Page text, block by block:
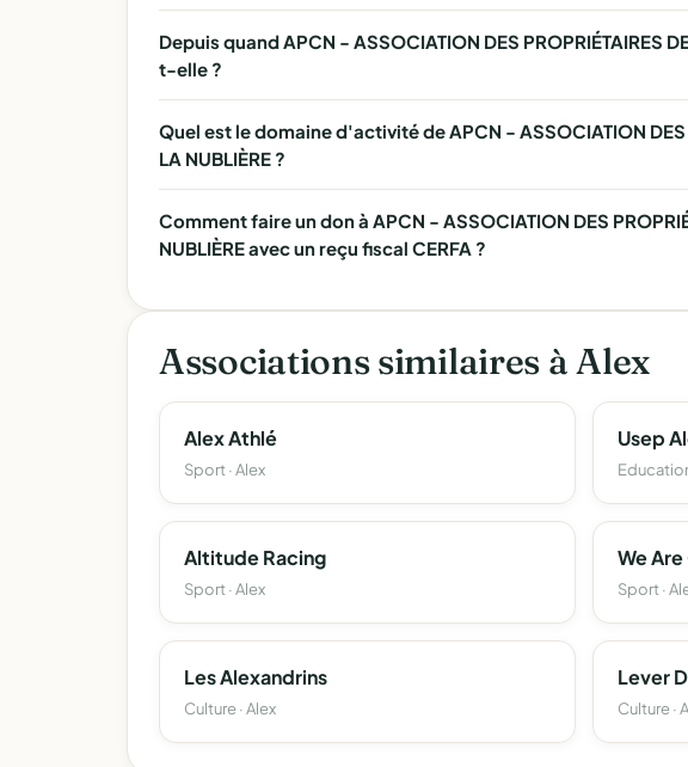
Depuis quand APCN - ASSOCIATION DES PROPRIÉTAIRES
t-elle ?
Quel est le domaine d'activité de APCN - ASSOCIATION DES
LA NUBLIÈRE ?
Comment faire un don à APCN - ASSOCIATION DES
NUBLIÈRE avec un reçu fiscal CERFA ?
Associations similaires à Alex
Alex Athlé
Sport · Alex
Usep
Altitude Racing
Sport · Alex
We Are
Sport ·
Les Alexandrins
Culture · Alex
Lever
Culture ·